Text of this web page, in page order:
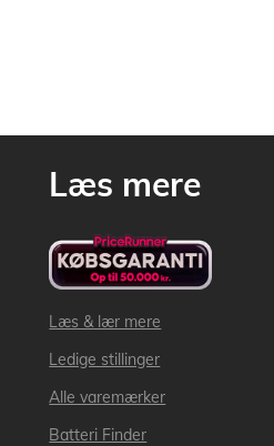
Læs mere
Læs & lær mere
Ledige stillinger
Alle varemærker
Batteri Finder